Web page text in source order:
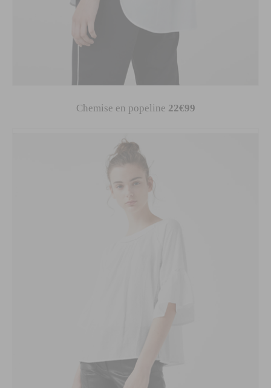
Chemise en popeline 22€99